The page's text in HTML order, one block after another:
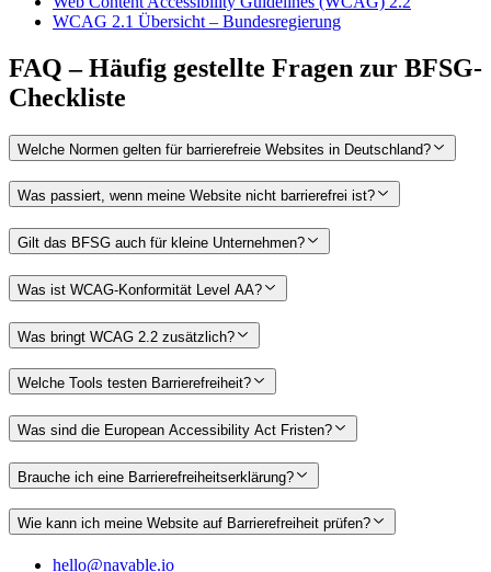
WCAG 2.1 Übersicht – Bundesregierung
FAQ – Häufig gestellte Fragen zur BFSG-
Checkliste
Welche Normen gelten für barrierefreie Websites in Deutschland?
Was passiert, wenn meine Website nicht barrierefrei ist?
Gilt das BFSG auch für kleine Unternehmen?
Was ist WCAG-Konformität Level AA?
Was bringt WCAG 2.2 zusätzlich?
Welche Tools testen Barrierefreiheit?
Was sind die European Accessibility Act Fristen?
Brauche ich eine Barrierefreiheitserklärung?
Wie kann ich meine Website auf Barrierefreiheit prüfen?
hello@navable.io